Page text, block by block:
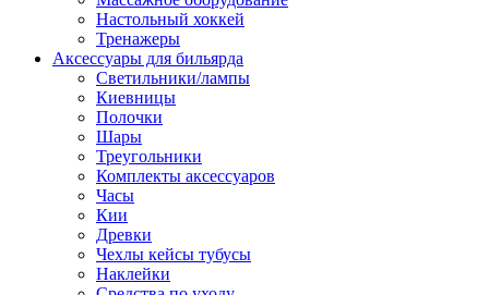
Настольный хоккей
Тренажеры
Аксессуары для бильярда
Светильники/лампы
Киевницы
Полочки
Шары
Треугольники
Комплекты аксессуаров
Часы
Кии
Древки
Чехлы кейсы тубусы
Наклейки